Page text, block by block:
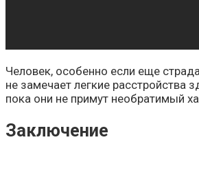
Человек, особенно если еще
не замечает легкие расстройства
пока они не примут необратимый
Заключение